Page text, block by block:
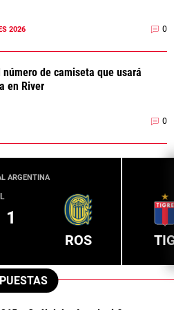
2026 0
de camiseta que usará
en River
0
ARGENTINA
1
ROS